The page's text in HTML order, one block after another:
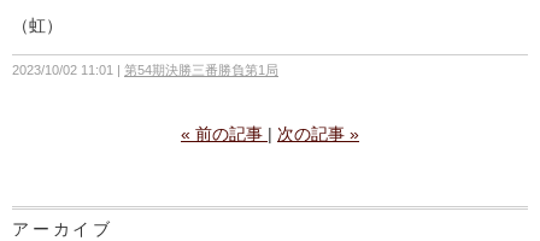
（虹）
2023/10/02 11:01 第54期決勝三番勝負第1局
« 前の記事 次の記事 »
アーカイブ